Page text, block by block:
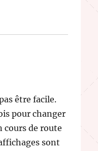
être facile.
pour changer
de route
sont